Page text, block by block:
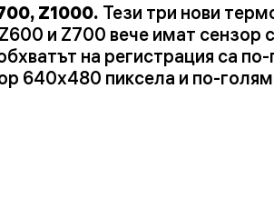
Z1000. Тези три нови
и Z700 вече имат
на регистрация са
640x480 пиксела и по-